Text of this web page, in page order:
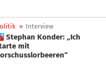
» Interview
„Ich
mit